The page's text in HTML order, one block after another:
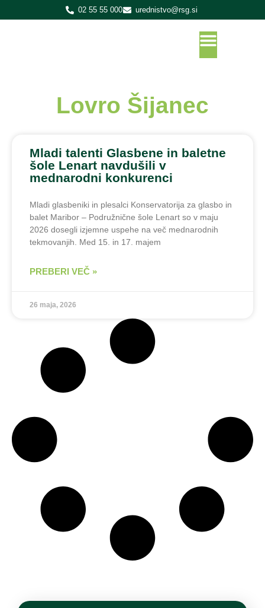
02 55 55 000 urednistvo@rsg.si
Lovro Šijanec
Mladi talenti Glasbene in baletne
šole Lenart navdušili v
mednarodni konkurenci
Mladi glasbeniki in plesalci Konservatorija za glasbo in
balet Maribor – Podružnične šole Lenart so v maju
2026 dosegli izjemne uspehe na več mednarodnih
tekmovanjih. Med 15. in 17. majem
PREBERI VEČ »
26 maja, 2026